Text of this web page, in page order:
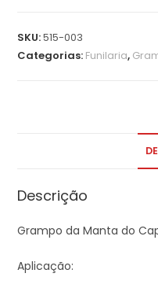
SKU:515-003
Categorias: Funilaria,
Descrição
Grampo da Manta do
Aplicação: